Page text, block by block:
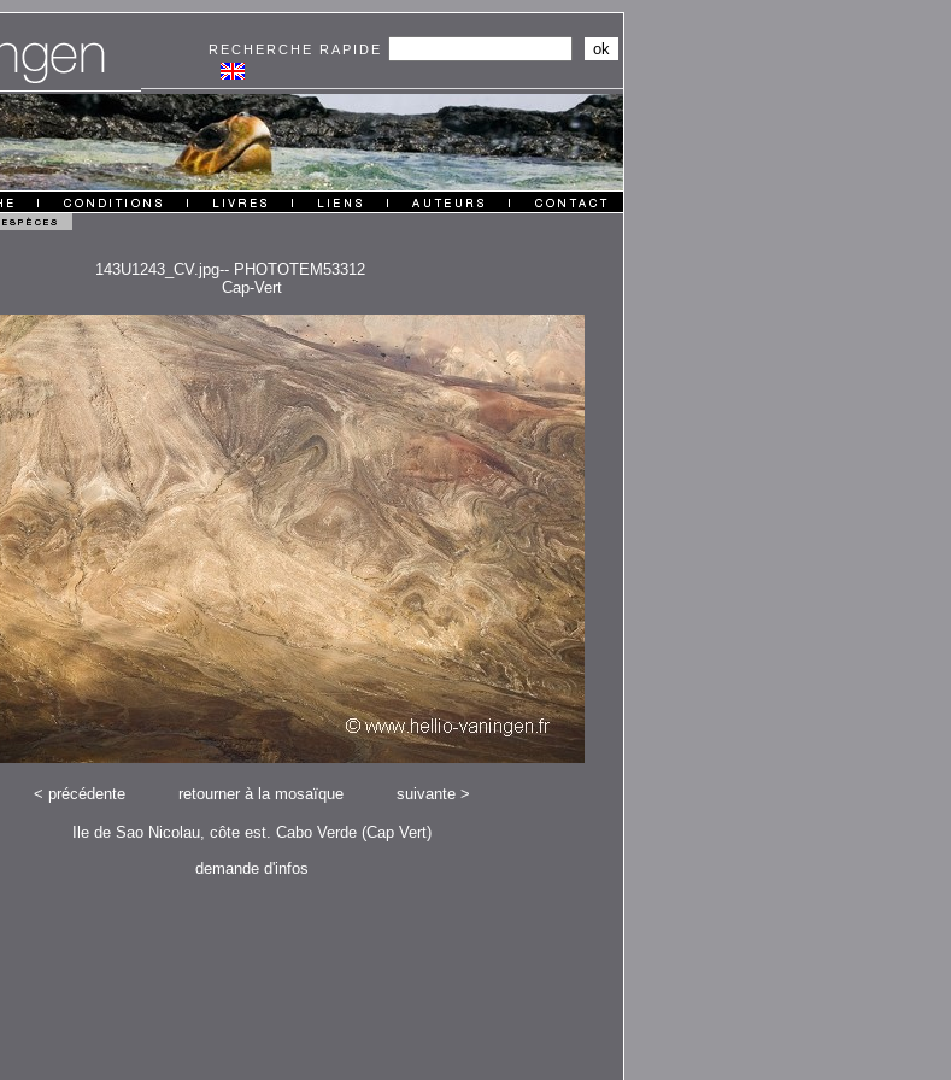
RECHERCHE RAPIDE
143U1243_CV.jpg-- PHOTOTEM53312
Cap-Vert
< précédente retourner à la mosaïque suivante>
Ile de Sao Nicolau, côte est. Cabo Verde (Cap Vert)
demande d'infos